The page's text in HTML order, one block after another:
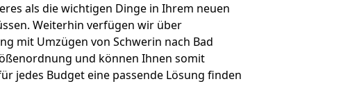
als die wichtigen Dinge in Ihrem neuen
Weiterhin verfügen wir über
mit Umzügen von Schwerin nach Bad
und können Ihnen somit
jedes Budget eine passende Lösung finden